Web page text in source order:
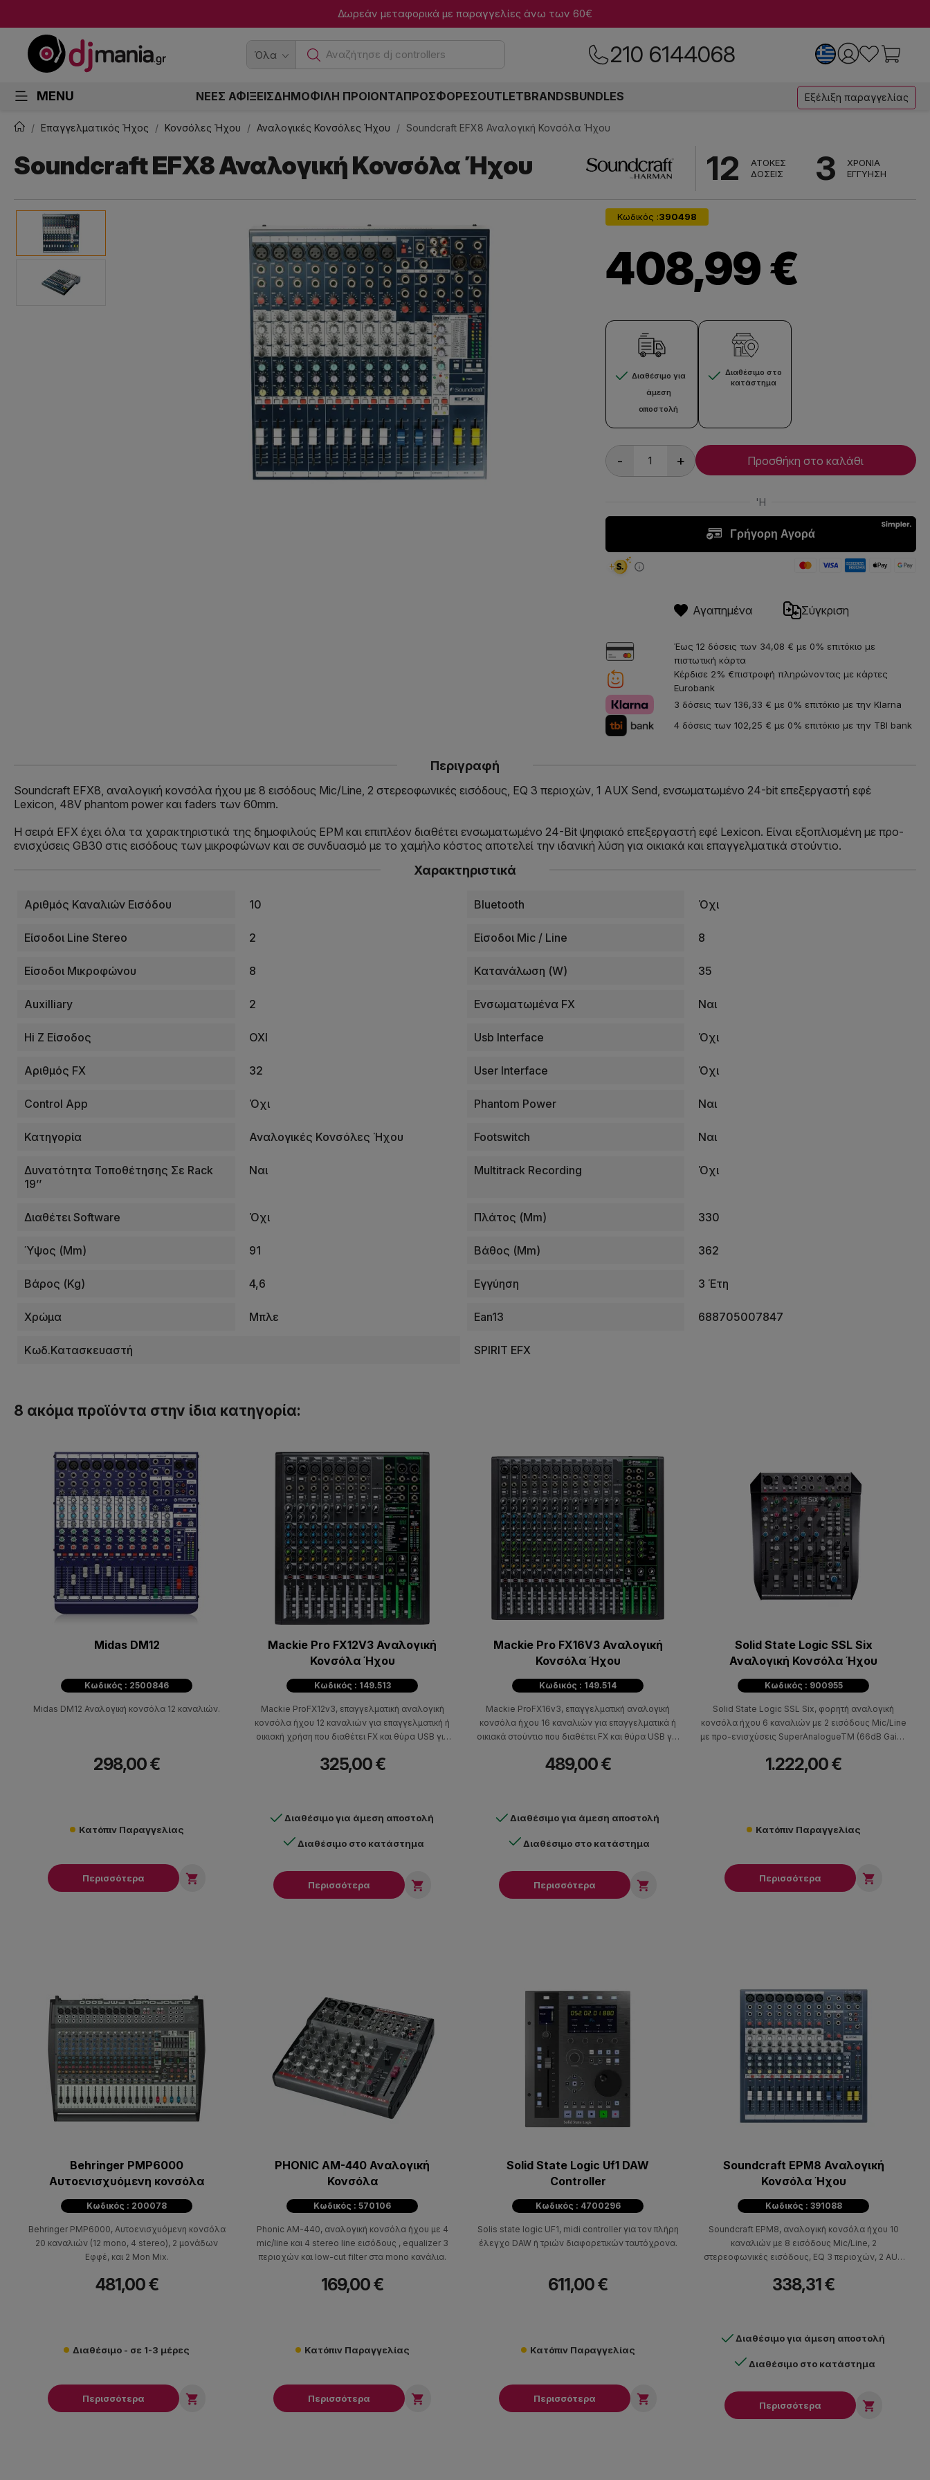
Δωρεάν μεταφορικά με παραγγελίες άνω των 60€
Όλα Αναζή 210 6144068
MENU ΝΕΕΣ ΑΦΙΞΕΙΣΔΗΜΟΦΙΛΗ ΠΡΟΙΟΝΤΑΠΡΟΣΦΟΡΕΣOUTLETBRANDSBUNDLES Εξέλιξη παραγγελίας
Επαγγελματικός Ήχος Κονσόλες Ήχου Αναλογικές Κονσόλες Ήχου Soundcraft EFX8 Αναλογική Κονσόλα Ήχου
Soundcraft EFX8 Αναλογική Κονσόλα Ήχου 12
ΑΤΟΚΕΣ
ΔΟΣΕΙΣ
3
ΧΡΟΝΙΑ
ΕΓΓΥΗΣΗ
Κωδικός :390498
408,99 €
Διαθέσιμο για
άμεση
αποστολή
Διαθέσιμο στο
κατάστημα
- + Προσθήκη στο καλάθι
Αγαπημένα Σύγκριση
Έως 12 δόσεις των 34,08 € με 0% επιτόκιο με
πιστωτική κάρτα
Κέρδισε 2% €πιστροφή πληρώνοντας με κάρτες
Eurobank
3 δόσεις των 136,33 € με 0% επιτόκιο με την Klarna
4 δόσεις των 102,25 € με 0% επιτόκιο με την TBI bank
Περιγραφή
Soundcraft EFX8, αναλογική κονσόλα ήχου με 8 εισόδους Mic/Line, 2 στερεοφωνικές εισόδους, EQ 3 περιοχών, 1 AUX Send, ενσωματωμένο 24-bit επεξεργαστή εφέ
Lexicon, 48V phantom power και faders των 60mm.
Η σειρά EFX έχει όλα τα χαρακτηριστικά της δημοφιλούς EPM και επιπλέον διαθέτει ενσωματωμένο 24-Bit ψηφιακό επεξεργαστή εφέ Lexicon. Είναι εξοπλισμένη με προ-
ενισχύσεις GB30 στις εισόδους των μικροφώνων και σε συνδυασμό με το χαμήλο κόστος αποτελεί την ιδανική λύση για οικιακά και επαγγελματικά στούντιο.
Χαρακτηριστικά
Αριθμός Καναλιών Εισόδου 10 Bluetooth Όχι
Είσοδοι Line Stereo 2 Είσοδοι Mic / Line 8
Είσοδοι Μικροφώνου 8 Κατανάλωση (W) 35
Auxilliary 2 Ενσωματωμένα FX Ναι
Hi Z Είσοδος ΟΧΙ Usb Interface Όχι
Αριθμός FX 32 User Interface Όχι
Control App Όχι Phantom Power Ναι
Κατηγορία Αναλογικές Κονσόλες Ήχου Footswitch Ναι
Δυνατότητα Τοποθέτησης Σε Rack
19’’
Ναι Multitrack Recording Όχι
Διαθέτει Software Όχι Πλάτος (mm) 330
Ύψος (mm) 91 Βάθος (mm) 362
Βάρος (kg) 4,6 Εγγύηση 3 Έτη
Χρώμα Μπλε Ean13 688705007847
Κωδ.Κατασκευαστή SPIRIT EFX
8 ακόμα προϊόντα στην ίδια κατηγορία:
Midas DM12
Κωδικός : 2500846
Midas DM12 Αναλογική κονσόλα 12 καναλιών.
298,00 €
Κατόπιν Παραγγελίας
Περισσότερα 
Mackie Pro FX12V3 Αναλογική
Κονσόλα Ήχου
Κωδικός : 149.513
Mackie ProFX12v3, επαγγελματική αναλογική
κονσόλα ήχου 12 καναλιών για επαγγελματική ή
οικιακή χρήση που διαθέτει FX και θύρα USB για
μουσικούς και δημιουργούς περιεχομένου.
325,00 €
Διαθέσιμο για άμεση αποστολή
Διαθέσιμο στο κατάστημα
Περισσότερα 
Mackie Pro FX16V3 Αναλογική
Κονσόλα Ήχου
Κωδικός : 149.514
Mackie ProFX16v3, επαγγελματική αναλογική
κονσόλα ήχου 16 καναλιών για επαγγελματικά ή
οικιακά στούντιο που διαθέτει FX και θύρα USB για
489,00 €
Διαθέσιμο για άμεση αποστολή
Διαθέσιμο στο κατάστημα
Περισσότερα 
Solid State Logic SSL Six
Αναλογική Κονσόλα Ήχου
Κωδικός : 900955
Solid State Logic SSL Six, φορητή αναλογική
κονσόλα ήχου 6 καναλιών με 2 εισόδους Mic/Line
με προ-ενισχύσεις SuperAnalogueTM (66dB Gain),
High-pass filter, ένα κουμπί ενεργοποίησης
1.222,00 €
Κατόπιν Παραγγελίας
Περισσότερα 
Behringer PMP6000
Αυτοενισχυόμενη κονσόλα
Κωδικός : 200078
Behringer PMP6000, Αυτοενισχυόμενη κονσόλα
20 καναλιών (12 mono, 4 stereo), 2 μονάδων
Εφφέ, και 2 Mon Mix.
481,00 €
Διαθέσιμο - σε 1-3 μέρες
Περισσότερα 
PHONIC AM-440 Αναλογική
Κονσόλα
Κωδικός : 570106
Phonic AM-440, αναλογική κονσόλα ήχου με 4
mic/line και 4 stereo line εισόδους , equalizer 3
περιοχών και low-cut filter στα mono κανάλια.
169,00 €
Κατόπιν Παραγγελίας
Περισσότερα 
Solid State Logic Uf1 DAW
Controller
Κωδικός : 4700296
Solis state logic UF1, midi controller για τον πλήρη
έλεγχο DAW ή τριών διαφορετικών ταυτόχρονα.
611,00 €
Κατόπιν Παραγγελίας
Περισσότερα 
Soundcraft EPM8 Αναλογική
Κονσόλα Ήχου
Κωδικός : 391088
Soundcraft EPM8, αναλογική κονσόλα ήχου 10
καναλιών με 8 εισόδους Mic/Line, 2
στερεοφωνικές εισόδους, EQ 3 περιοχών, 2 AUX
338,31 €
Διαθέσιμο για άμεση αποστολή
Διαθέσιμο στο κατάστημα
Περισσότερα 